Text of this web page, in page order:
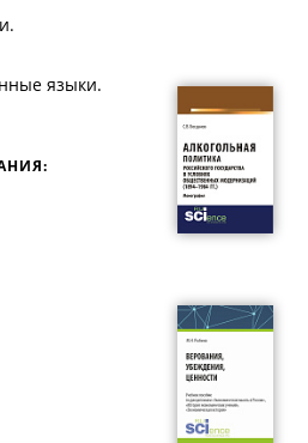
языки.